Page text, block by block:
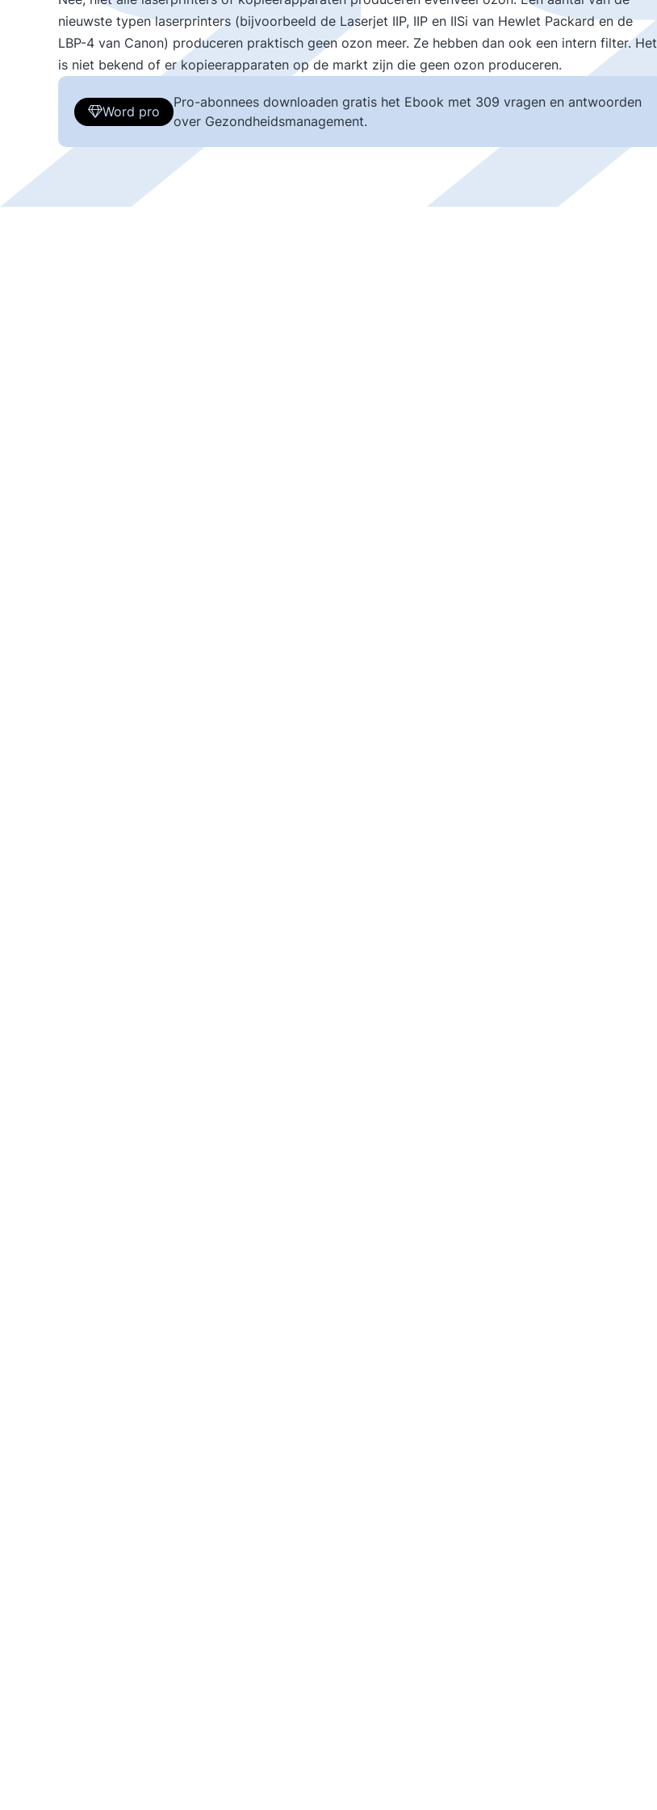
nieuwste typen laserprinters (bijvoorbeeld de Laserjet IIP, IIP en IISi van Hewlet Packard en de
LBP-4 van Canon) produceren praktisch geen ozon meer. Ze hebben dan ook een intern filter. Het
is niet bekend of er kopieerapparaten op de markt zijn die geen ozon produceren.
Word pro
Pro-abonnees downloaden gratis het Ebook met 309 vragen en antwoorden
over Gezondheidsmanagement.